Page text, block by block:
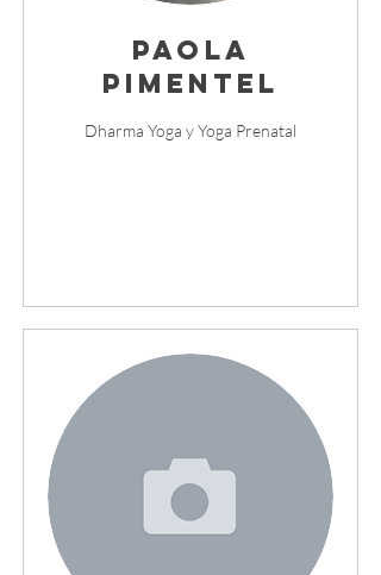
Paola
Pimentel
Dharma Yoga y Yoga Prenatal